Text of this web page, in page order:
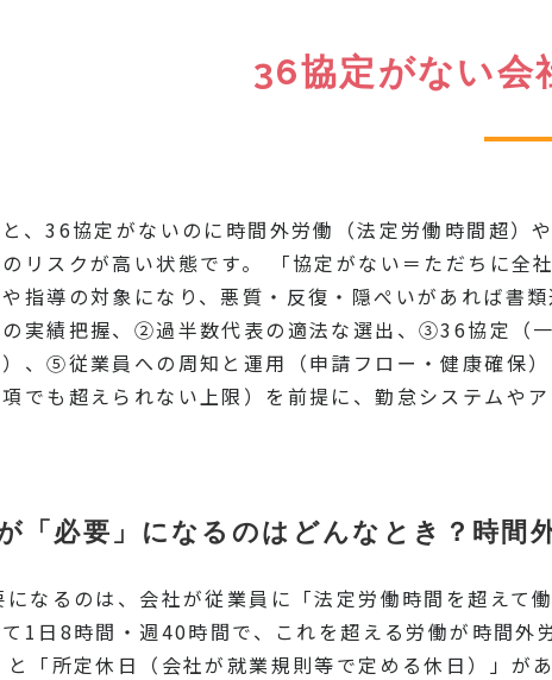
36協定がない会
、36協定がないのに時間外労働（法定労働時間超）
リスクが高い状態です。 「協定がない＝ただちに
指導の対象になり、悪質・反復・隠ぺいがあれば
実績把握、②過半数代表の適法な選出、③36協定（
）、⑤従業員への周知と運用（申請フロー・健康確保
でも超えられない上限）を前提に、勤怠システムや
「必要」になるのはどんなとき？時間
なるのは、会社が従業員に「法定労働時間を超えて
1日8時間・週40時間で、これを超える労働が時間
「所定休日（会社が就業規則等で定める休日）」が